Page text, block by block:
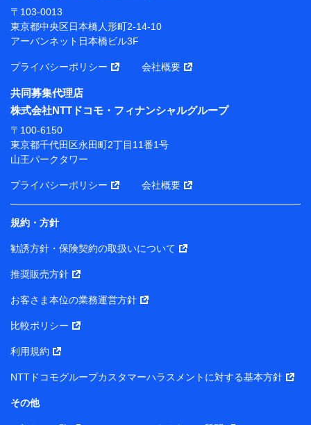
長 吉村 忠義
※ 当社および株式会社NTTドコモは、お客さまの情報
ソナルデータ憲章」に定める行動原則を順守します 。
※ パーソナルデータダッシュボードの「第三者提供の
管理」の設定状態にかかわらず、共同利用する場合があ
ります。
※ dポイントクラブ会員ではないお客さま（2019年12
月11日以降、一度もdポイントクラブ会員であったこと
がないお客さまに限る）に関する、2019年12月10日以
前に取得した個人データは、こちら の利用目的の範囲内
当社は株式会社NTTドコモ・フィナンシャルグループ
との間で、以下のとおり個人データを共同利用しま
す。
【共同して利用される利用データの項目】
当社または株式会社NTTドコモ・フィナンシャルグルー
の個人データ
基本情報
性、連絡先、dポイントサービスのご利用に関する情報。例
所、dポイント残高、dポイント利用履歴などが含まれます。
〒103-0013
東京都中央区日本橋人形町2-14-10
アーバンネット日本橋ビル3F
プライバシーポリシー 会社概要
共同募集代理店
株式会社NTTドコモ・フィナンシャルグループ
〒100-6150
東京都千代田区永田町2丁目11番1号
山王パークタワー
プライバシーポリシー 会社概要
規約・方針
勧誘方針・保険契約の取扱いについて
推奨販売方針
お客さま本位の業務運営方針
比較ポリシー
利用規約
NTTドコモグループカスタマーハラスメントに対する基本方針
その他